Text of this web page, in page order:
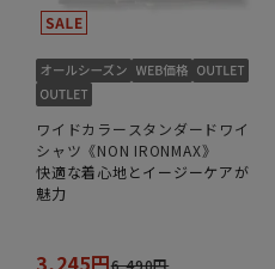
ワイドカラースタンダードワイ
シャツ《NON IRONMAX》
快適な着心地とイージーケアが
魅力
3,245円6,490円